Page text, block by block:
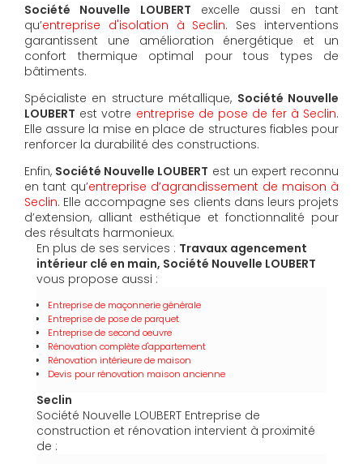
Société Nouvelle LOUBERT excelle aussi en tant
qu’entreprise d'isolation à Seclin. Ses interventions
garantissent une amélioration énergétique et un
confort thermique optimal pour tous types de
bâtiments.
Spécialiste en structure métallique, Société Nouvelle
LOUBERT est votre entreprise de pose de fer à Seclin.
Elle assure la mise en place de structures fiables pour
renforcer la durabilité des constructions.
Enfin, Société Nouvelle LOUBERT est un expert reconnu
en tant qu’entreprise d’agrandissement de maison à
Seclin. Elle accompagne ses clients dans leurs projets
d’extension, alliant esthétique et fonctionnalité pour
des résultats harmonieux.
En plus de ses services : Travaux agencement
intérieur clé en main, Société Nouvelle LOUBERT
vous propose aussi :
Entreprise de maçonnerie générale
Entreprise de pose de parquet
Entreprise de second oeuvre
Rénovation complète d'appartement
Rénovation intérieure de maison
Devis pour rénovation maison ancienne
Seclin
Société Nouvelle LOUBERT Entreprise de
construction et rénovation intervient à proximité
de :